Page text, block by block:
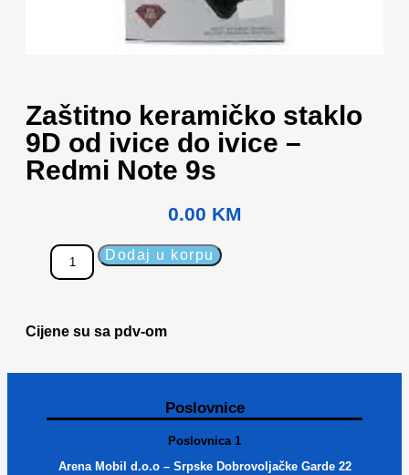
Zaštitno keramičko staklo
9D od ivice do ivice –
Redmi Note 9s
0.00 KM
Dodaj u korpu
Cijene su sa pdv-om
Poslovnice
Poslovnica 1
Arena Mobil d.o.o – Srpske Dobrovoljačke Garde 22